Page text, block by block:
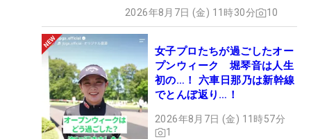
2026年8月7日 (金) 11時30分 10
女子プロたちが過ごしたオー
プンウィーク 堀琴音は人生
初の…！ 六車日那乃は新幹線
でとんぼ返り…！
2026年8月7日 (金) 11時57分
1